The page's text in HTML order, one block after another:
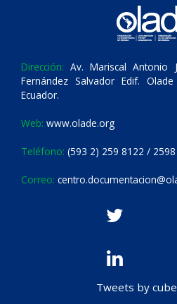
Dirección: Av. Mariscal Antonio
Fernández Salvador Edif.
Ecuador.
Web: www.olade.org
Teléfono: (593 2) 259 8122 /
Correo:
Tweets by